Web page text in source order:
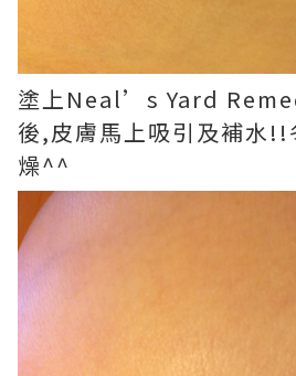
塗上Neal’s Yard
後,皮膚馬上吸引及補水!!
燥^^